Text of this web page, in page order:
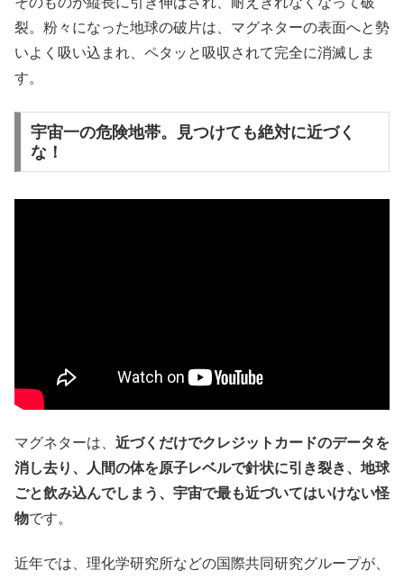
裂。粉々になった地球の破片は、マグネターの表面へと勢
いよく吸い込まれ、ペタッと吸収されて完全に消滅しま
す。
宇宙一の危険地帯。見つけても絶対に近づく
な！
マグネターは、 近づくだけでクレジットカードのデータを
消し去り、人間の体を原子レベルで針状に引き裂き、地球
ごと飲み込んでしまう、宇宙で最も近づいてはいけない怪
物です。
近年では、理化学研究所などの国際共同研究グループが、